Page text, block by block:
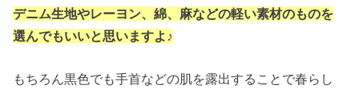
デニム生地やレーヨン、綿、麻などの軽い素材のものを
選んでもいいと思いますよ♪
もちろん黒色でも手首などの肌を露出することで春らし